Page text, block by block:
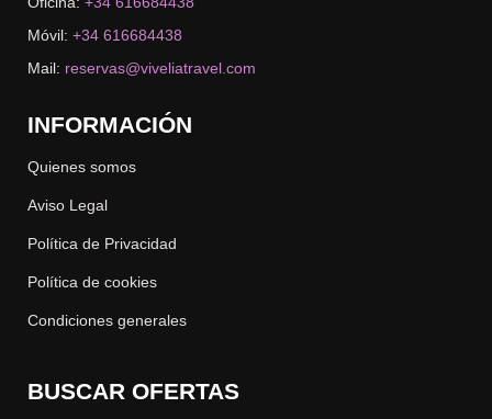
Móvil: +34 616684438
Mail: reservas@viveliatravel.com
INFORMACIÓN
Quienes somos
Aviso Legal
Política de Privacidad
Política de cookies
Condiciones generales
BUSCAR OFERTAS